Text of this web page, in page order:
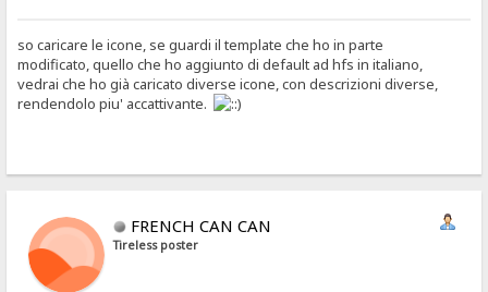
so caricare le icone, se guardi il template che ho in parte
modificato, quello che ho aggiunto di default ad hfs in italiano,
vedrai che ho già caricato diverse icone, con descrizioni diverse,
rendendolo piu' accattivante.
FRENCH CAN CAN
Tireless poster